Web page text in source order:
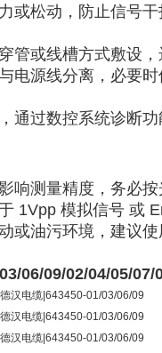
或松动，防止信号干
管或线槽方式敷设
电源线分离，必要时
通过数控系统诊断
响测量精度，务必
1Vpp 模拟信号 ‌ 或 ‌
或油污环境，建议
06/09/02/04/05/07/